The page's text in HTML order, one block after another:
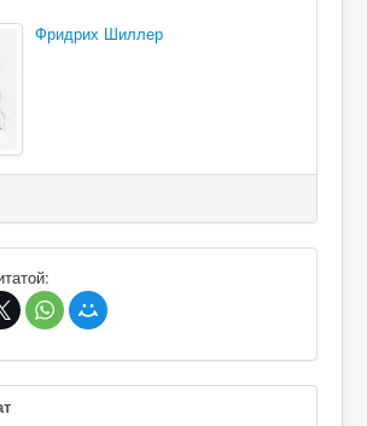
Фридрих Шиллер